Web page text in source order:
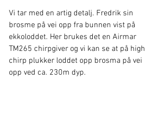
Vi tar med en artig detalj. Fredrik sin
brosme på vei opp fra bunnen vist på
ekkoloddet. Her brukes det en Airmar
TM265 chirpgiver og vi kan se at på high
chirp plukker loddet opp brosma på vei
opp ved ca. 230m dyp.